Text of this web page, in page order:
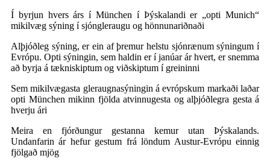
Í byrjun hvers árs í München í Þýskalandi er „opti Munich“
mikilvæg sýning í sjóngleraugu og hönnunariðnaði
Alþjóðleg sýning, er ein af þremur helstu sjónrænum sýningum í
Evrópu. Opti sýningin, sem haldin er í janúar ár hvert, er snemma
að byrja á tækniskiptum og viðskiptum í greininni
Sem mikilvægasta gleraugnasýningin á evrópskum markaði laðar
opti München mikinn fjölda atvinnugesta og alþjóðlegra gesta á
hverju ári
Meira en fjórðungur gestanna kemur utan Þýskalands.
Undanfarin ár hefur gestum frá löndum Austur-Evrópu einnig
fjölgað mjög